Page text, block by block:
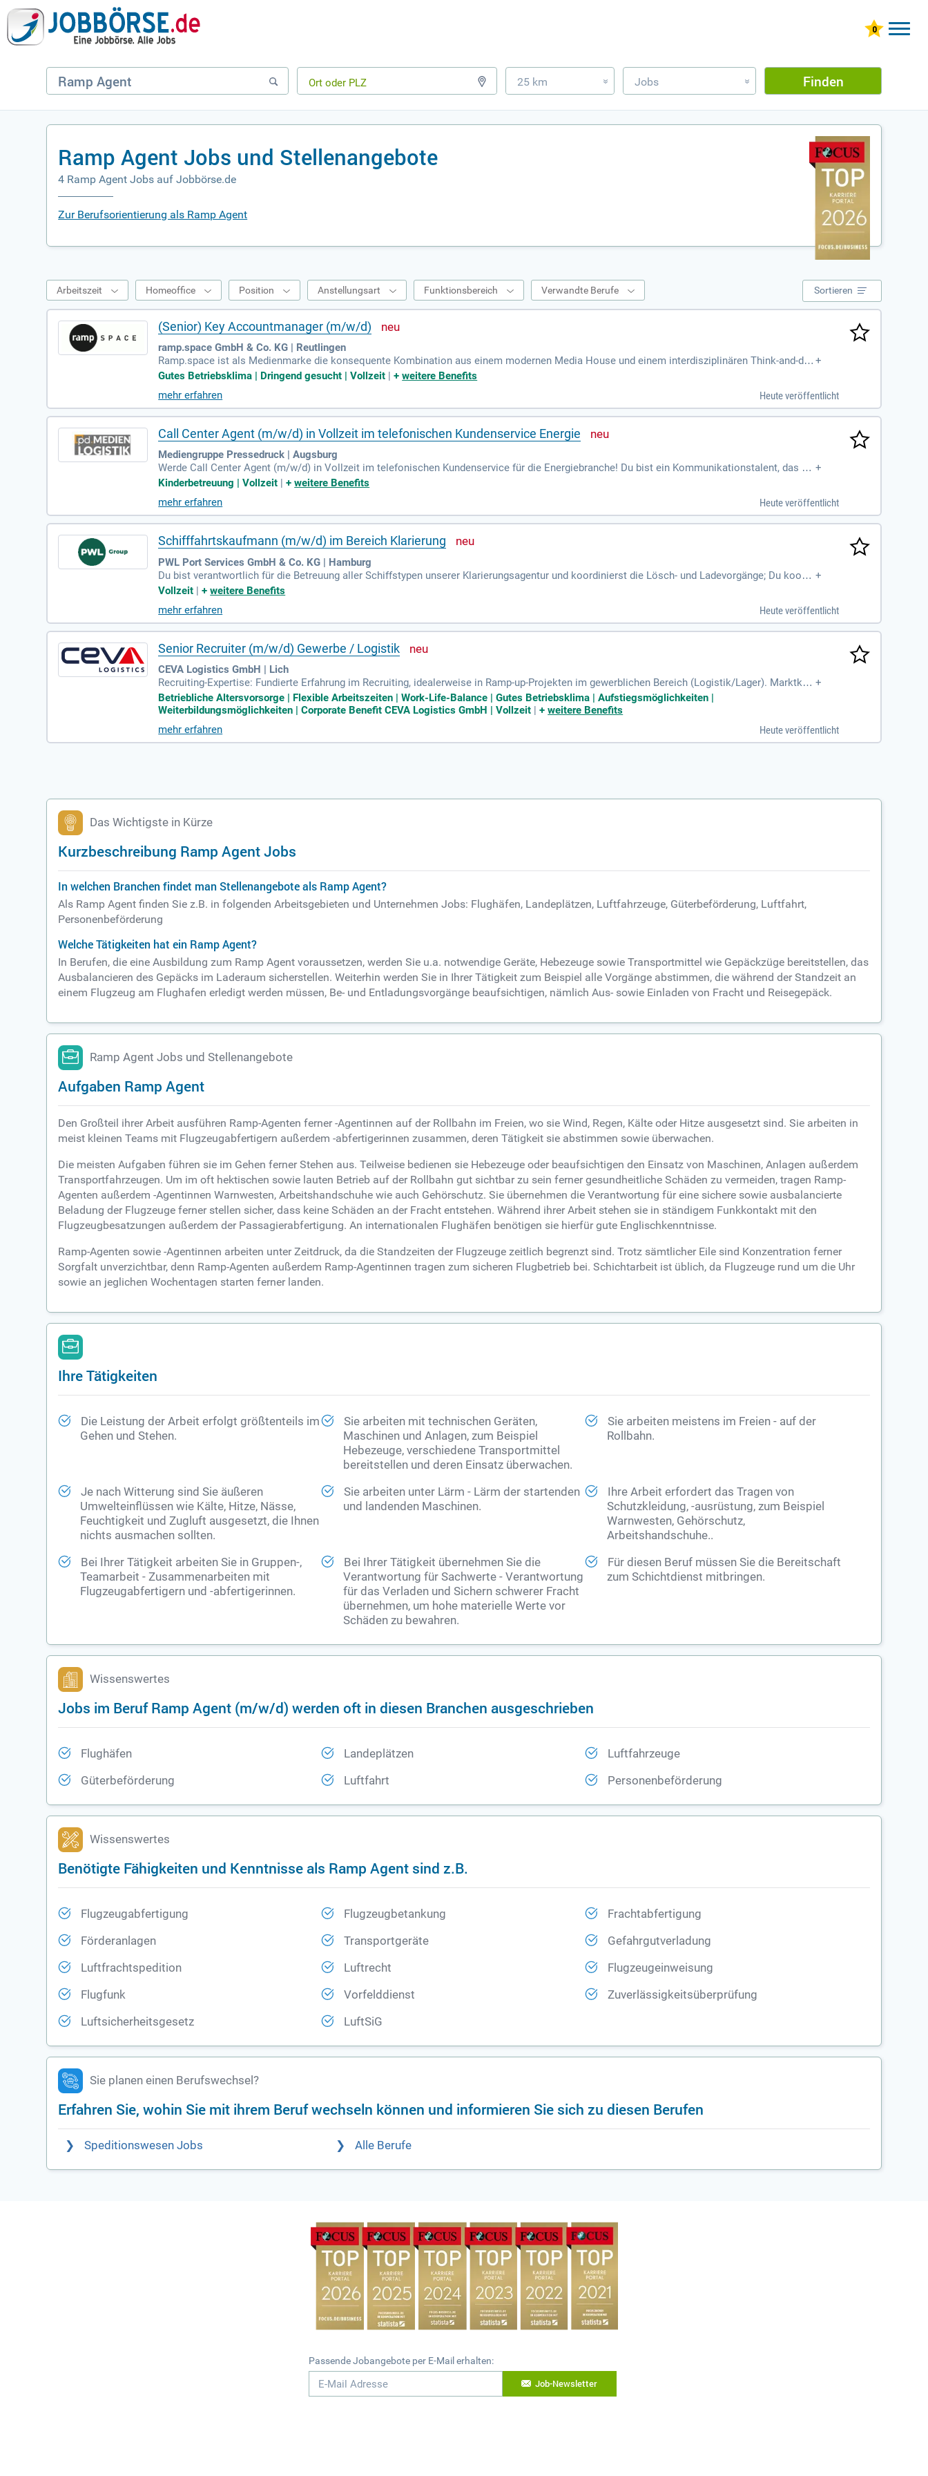
25 km » Jobs » Finden
Ramp Agent Jobs und Stellenangebote
4 Ramp Agent Jobs auf Jobbörse.de
Zur Berufsorientierung als Ramp Agent
Arbeitszeit Homeoffice Position Anstellungsart Funktionsbereich Verwandte Berufe Sortieren
(Senior) Key Accountmanager (m/w/d)
ramp.space GmbH & Co. KG | Reutlingen
Ramp.space ist als Medienmarke die konsequente Kombination aus einem modernen Media House und einem interdisziplinären Think-and-do-
Tank mit integriertem Studio für contentbasierte strategische Markenkommunikation.
+
Gutes Betriebsklima | Dringend gesucht | Vollzeit |+weitere Benefits
mehr erfahren
Heute veröffentlicht
Call Center Agent (m/w/d) in Vollzeit im telefonischen Kundenservice Energie
Mediengruppe Pressedruck | Augsburg
Werde Call Center Agent (m/w/d) in Vollzeit im telefonischen Kundenservice für die Energiebranche! Du bist ein Kommunikationstalent, das Sp
aß am Telefonieren hat? Bei uns kannst du während der Servicezeiten von Montag bis Freitag, 7:00 bis 19:00 Uhr, arbeiten. Gute PC-Kenntnisse
stütze unsere Bestands- und Neukunden in spannenden Energieprojekten und zaubere ihnen ein Lächeln ins Gesicht! Bewirb dich jetzt und gest
alte die Zukunft der Energie mit uns.
+
Kinderbetreuung | Vollzeit |+weitere Benefits
mehr erfahren
Heute veröffentlicht
Schifffahrtskaufmann (m/w/d) im Bereich Klarierung
PWL Port Services GmbH & Co. KG | Hamburg
Du bist verantwortlich für die Betreuung aller Schiffstypen unserer Klarierungsagentur und koordinierst die Lösch- und Ladevorgänge; Du koordi
nierst die Hafenanläufe aller gängigen Schiffstypen unserer Klarierungsgruppe (Linie, Tramp, Kreuzfahrt) und
+
Vollzeit |+weitere Benefits
mehr erfahren
Heute veröffentlicht
Senior Recruiter (m/w/d) Gewerbe / Logistik
CEVA Logistics GmbH | Lich
Recruiting-Expertise: Fundierte Erfahrung im Recruiting, idealerweise in Ramp-up-Projekten im gewerblichen Bereich (Logistik/Lager). Marktken
ntnis: Kenntnisse des regionalen Arbeitsmarkts in der Logistik sind von Vorteil.
+
Betriebliche Altersvorsorge | Flexible Arbeitszeiten | Work-Life-Balance | Gutes Betriebsklima | Aufstiegsmöglichkeiten |
Weiterbildungsmöglichkeiten | Corporate Benefit CEVA Logistics GmbH | Vollzeit |+weitere Benefits
mehr erfahren
Heute veröffentlicht
Das Wichtigste in Kürze
Kurzbeschreibung Ramp Agent Jobs
In welchen Branchen findet man Stellenangebote als Ramp Agent?
Als Ramp Agent finden Sie z.B. in folgenden Arbeitsgebieten und Unternehmen Jobs: Flughäfen, Landeplätzen, Luftfahrzeuge, Güterbeförderung, Luftfahrt,
Personenbeförderung
Welche Tätigkeiten hat ein Ramp Agent?
In Berufen, die eine Ausbildung zum Ramp Agent voraussetzen, werden Sie u.a. notwendige Geräte, Hebezeuge sowie Transportmittel wie Gepäckzüge bereitstellen, das
Ausbalancieren des Gepäcks im Laderaum sicherstellen. Weiterhin werden Sie in Ihrer Tätigkeit zum Beispiel alle Vorgänge abstimmen, die während der Standzeit an
einem Flugzeug am Flughafen erledigt werden müssen, Be- und Entladungsvorgänge beaufsichtigen, nämlich Aus- sowie Einladen von Fracht und Reisegepäck.
Ramp Agent Jobs und Stellenangebote
Aufgaben Ramp Agent
Den Großteil ihrer Arbeit ausführen Ramp-Agenten ferner -Agentinnen auf der Rollbahn im Freien, wo sie Wind, Regen, Kälte oder Hitze ausgesetzt sind. Sie arbeiten in
meist kleinen Teams mit Flugzeugabfertigern außerdem -abfertigerinnen zusammen, deren Tätigkeit sie abstimmen sowie überwachen.
Die meisten Aufgaben führen sie im Gehen ferner Stehen aus. Teilweise bedienen sie Hebezeuge oder beaufsichtigen den Einsatz von Maschinen, Anlagen außerdem
Transportfahrzeugen. Um im oft hektischen sowie lauten Betrieb auf der Rollbahn gut sichtbar zu sein ferner gesundheitliche Schäden zu vermeiden, tragen Ramp-
Agenten außerdem -Agentinnen Warnwesten, Arbeitshandschuhe wie auch Gehörschutz. Sie übernehmen die Verantwortung für eine sichere sowie ausbalancierte
Beladung der Flugzeuge ferner stellen sicher, dass keine Schäden an der Fracht entstehen. Während ihrer Arbeit stehen sie in ständigem Funkkontakt mit den
Flugzeugbesatzungen außerdem der Passagierabfertigung. An internationalen Flughäfen benötigen sie hierfür gute Englischkenntnisse.
Ramp-Agenten sowie -Agentinnen arbeiten unter Zeitdruck, da die Standzeiten der Flugzeuge zeitlich begrenzt sind. Trotz sämtlicher Eile sind Konzentration ferner
Sorgfalt unverzichtbar, denn Ramp-Agenten außerdem Ramp-Agentinnen tragen zum sicheren Flugbetrieb bei. Schichtarbeit ist üblich, da Flugzeuge rund um die Uhr
sowie an jeglichen Wochentagen starten ferner landen.
Ihre Tätigkeiten
Die Leistung der Arbeit erfolgt größtenteils im
Gehen und Stehen.
Sie arbeiten mit technischen Geräten,
Maschinen und Anlagen, zum Beispiel
Hebezeuge, verschiedene Transportmittel
bereitstellen und deren Einsatz überwachen.
Sie arbeiten meistens im Freien - auf der
Rollbahn.
Je nach Witterung sind Sie äußeren
Umwelteinflüssen wie Kälte, Hitze, Nässe,
Feuchtigkeit und Zugluft ausgesetzt, die Ihnen
nichts ausmachen sollten.
Sie arbeiten unter Lärm - Lärm der startenden
und landenden Maschinen.
Ihre Arbeit erfordert das Tragen von
Schutzkleidung, -ausrüstung, zum Beispiel
Warnwesten, Gehörschutz,
Arbeitshandschuhe..
Bei Ihrer Tätigkeit arbeiten Sie in Gruppen-,
Teamarbeit - Zusammenarbeiten mit
Flugzeugabfertigern und -abfertigerinnen.
Bei Ihrer Tätigkeit übernehmen Sie die
Verantwortung für Sachwerte - Verantwortung
für das Verladen und Sichern schwerer Fracht
übernehmen, um hohe materielle Werte vor
Schäden zu bewahren.
Für diesen Beruf müssen Sie die Bereitschaft
zum Schichtdienst mitbringen.
Wissenswertes
Jobs im Beruf Ramp Agent (m/w/d) werden oft in diesen Branchen ausgeschrieben
Flughäfen Landeplätzen Luftfahrzeuge
Güterbeförderung Luftfahrt Personenbeförderung
Wissenswertes
Benötigte Fähigkeiten und Kenntnisse als Ramp Agent sind z.B.
Flugzeugabfertigung Flugzeugbetankung Frachtabfertigung
Förderanlagen Transportgeräte Gefahrgutverladung
Luftfrachtspedition Luftrecht Flugzeugeinweisung
Flugfunk Vorfelddienst Zuverlässigkeitsüberprüfung
Luftsicherheitsgesetz LuftSiG
Sie planen einen Berufswechsel?
Erfahren Sie, wohin Sie mit ihrem Beruf wechseln können und informieren Sie sich zu diesen Berufen
Speditionswesen Jobs Alle Berufe
Passende Jobangebote per E-Mail erhalten:
Job-Newsletter